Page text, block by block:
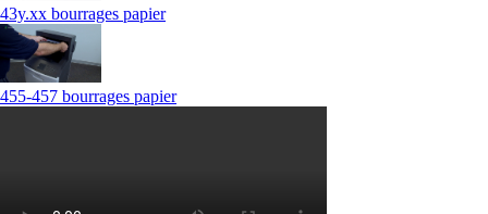
43y.xx bourrages papier
455-457 bourrages papier